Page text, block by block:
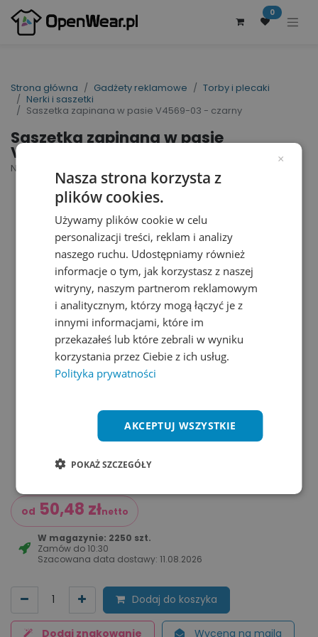
0
Strona główna Gadżety reklamowe
Torby i plecaki
Nerki i saszetki
Saszetka zapinana w pasie V4569-03 - czarny
Saszetka zapinana w pasie
V4569-03 - czarny
Nr artykułu dostawcy: V4569-03 | ID : 10263
od 50,48 złnetto
W magazynie: 2250 szt.
Zamów do10:30
Szacowana data dostawy:11.08.2026
Dodaj do koszyka
Dodaj znakowanie Wycena na maila
×
Nasza strona korzysta z
plików cookies.
Używamy plików cookie w celu
personalizacji treści, reklam i analizy
naszego ruchu. Udostępniamy również
informacje o tym, jak korzystasz z naszej
witryny, naszym partnerom reklamowym
i analitycznym, którzy mogą łączyć je z
innymi informacjami, które im
przekazałeś lub które zebrali w wyniku
korzystania przez Ciebie z ich usług.
Polityka prywatności
AKCEPTUJ WSZYSTKIE
POKAŻ SZCZEGÓŁY